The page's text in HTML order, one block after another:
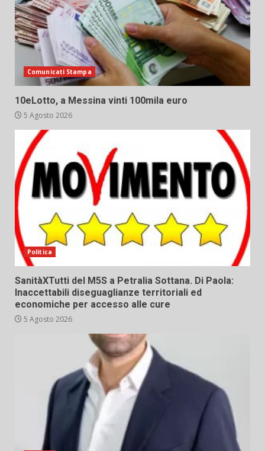
Comunicati Stampa
10eLotto, a Messina vinti 100mila euro
5 Agosto 2026
Politica
SanitàXTutti del M5S a Petralia Sottana. Di Paola:
Inaccettabili diseguaglianze territoriali ed
economiche per accesso alle cure
5 Agosto 2026